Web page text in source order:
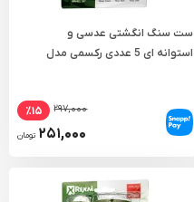
ست سنگ انگشتی عدسی و
استوانه ای 5 عددی رکسمی مدل
۲۹۷,۰۰۰ ٪۱۵
۲۵۱,۰۰۰ تومان